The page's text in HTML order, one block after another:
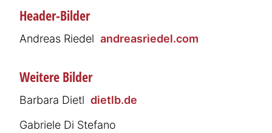
Header-Bilder
Andreas Riedel andre­as­riedel.com
Weitere Bilder
Barbara Dietl dietlb.de
Gabriele Di Stefano